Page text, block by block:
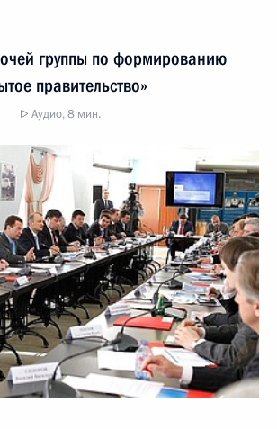
группы по формированию
правительство»
Аудио, 8 мин.